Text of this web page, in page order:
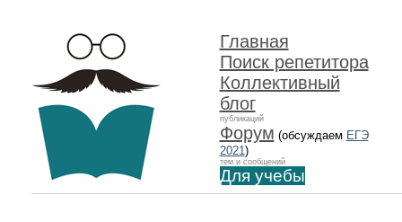
Главная
Поиск репетитора
Коллективный
блог
публикаций
Форум (обсуждаем ЕГЭ
2021)
тем и сообщений
Для учебы